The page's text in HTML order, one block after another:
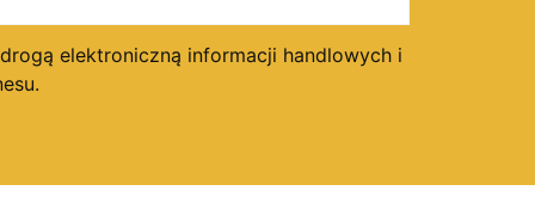
elektroniczną informacji handlowych i